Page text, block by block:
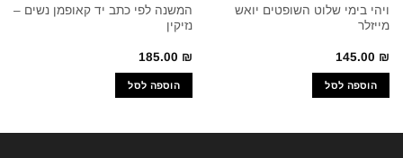
ויהי בימי שלוט השופטים יואש
מייזלר
145.00 ₪
הוספה לסל
המשנה לפי כתב יד קאופמן נשים –
נזיקין
185.00 ₪
הוספה לסל